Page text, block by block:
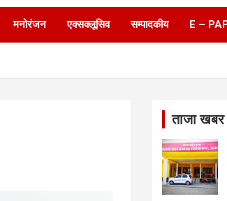
मनोरंजन एक्सक्लूसिव सम्पादकीय E –
ताजा खबर